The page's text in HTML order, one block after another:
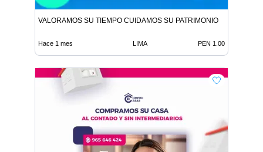
VALORAMOS SU TIEMPO CUIDAMOS SU PATRIMONIO
Hace 1 mes LIMA PEN 1.00